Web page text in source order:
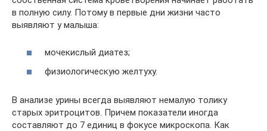
в полную силу. Потому в первые дни жизни часто
выявляют у малыша:
мочекислый диатез;
физиологическую желтуху.
В анализе урины всегда выявляют немалую толику
старых эритроцитов. Причем показатели иногда
составляют до 7 единиц в фокусе микроскопа. Как